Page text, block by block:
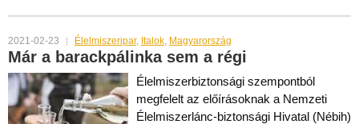
2021-02-23 Élelmiszeripar, Italok, Magyarország
Már a barackpálinka sem a régi
Élelmiszerbiztonsági szempontból
megfelelt az előírásoknak a Nemzeti
Élelmiszerlánc-biztonsági Hivatal (Nébih)